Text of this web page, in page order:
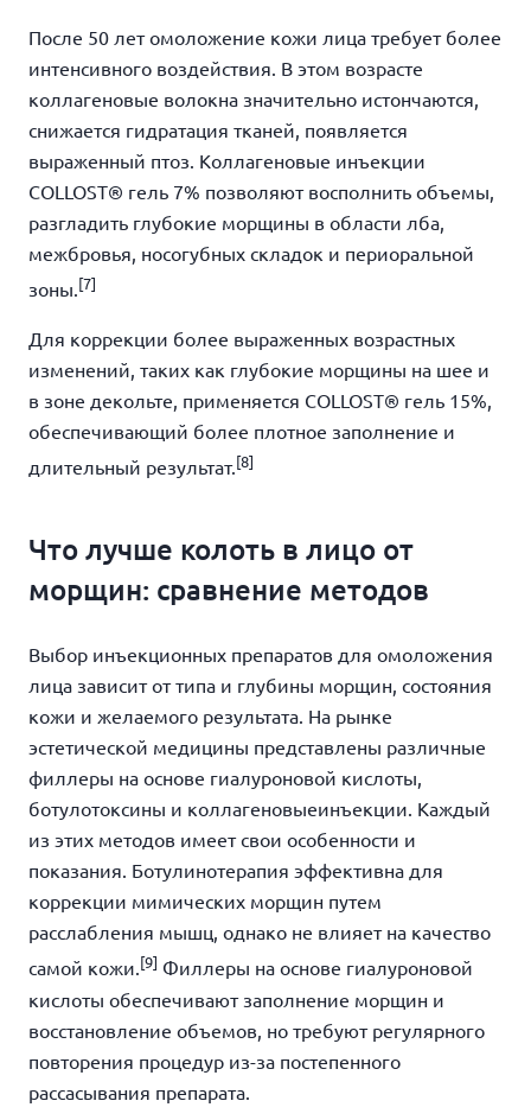
После 50 лет омоложение кожи лица требует более
интенсивного воздействия. В этом возрасте
коллагеновые волокна значительно истончаются,
снижается гидратация тканей, появляется
выраженный птоз. Коллагеновые инъекции
COLLOST® гель 7% позволяют восполнить объемы,
разгладить глубокие морщины в области лба,
межбровья, носогубных складок и периоральной
зоны.[7]
Для коррекции более выраженных возрастных
изменений, таких как глубокие морщины на шее и
в зоне декольте, применяется COLLOST® гель 15%,
обеспечивающий более плотное заполнение и
длительный результат. [8]
Что лучше колоть в лицо от
морщин: сравнение методов
Выбор инъекционных препаратов для омоложения
лица зависит от типа и глубины морщин, состояния
кожи и желаемого результата. На рынке
эстетической медицины представлены различные
филлеры на основе гиалуроновой кислоты,
ботулотоксины и коллагеновыеинъекции. Каждый
из этих методов имеет свои особенности и
показания. Ботулинотерапия эффективна для
коррекции мимических морщин путем
расслабления мышц, однако не влияет на качество
самой кожи. [9] Филлеры на основе гиалуроновой
кислоты обеспечивают заполнение морщин и
восстановление объемов, но требуют регулярного
повторения процедур из-за постепенного
рассасывания препарата.